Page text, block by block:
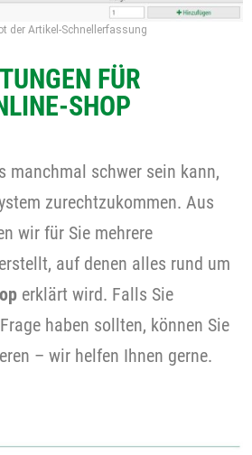
der Artikel-Schnellerfassung
FÜR
SHOP
manchmal schwer sein kann,
zurechtzukommen. Aus
wir für Sie mehrere
erstellt, auf denen alles rund um
erklärt wird. Falls Sie
haben sollten, können Sie
– wir helfen Ihnen gerne.